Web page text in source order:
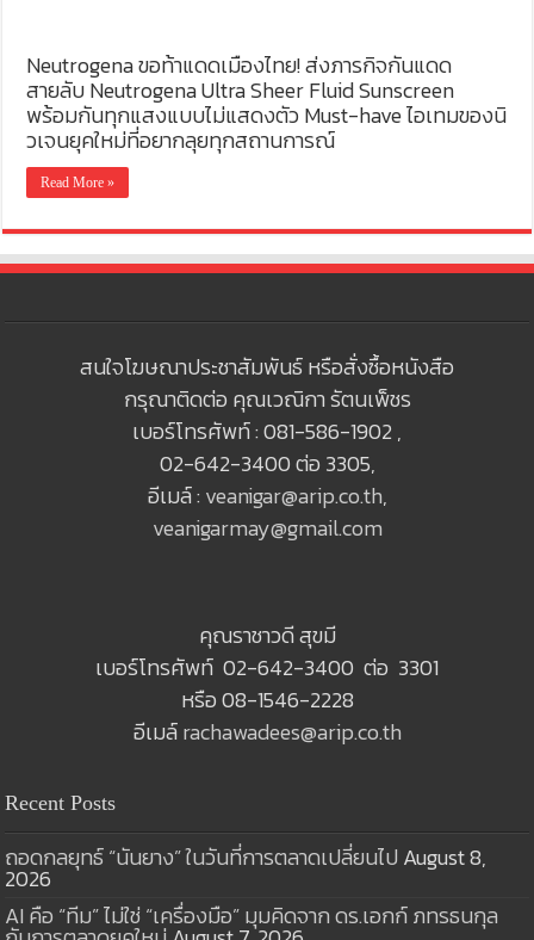
Neutrogena ขอท้าแดดเมืองไทย! ส่งภารกิจกันแดด
สายลับ Neutrogena Ultra Sheer Fluid Sunscreen
พร้อมกันทุกแสงแบบไม่แสดงตัว Must-have ไอเทมของนิ
วเจนยุคใหม่ที่อยากลุยทุกสถานการณ์
Read More »
สนใจโฆษณาประชาสัมพันธ์ หรือสั่งซื้อหนังสือ
กรุณาติดต่อ คุณเวณิกา รัตนเพ็ชร
เบอร์โทรศัพท์ : 081-586-1902 ,
02-642-3400 ต่อ 3305,
อีเมล์ : veanigar@arip.co.th,
veanigarmay@gmail.com
คุณราชาวดี สุขมี
เบอร์โทรศัพท์ 02-642-3400 ต่อ 3301
หรือ 08-1546-2228
อีเมล์rachawadees@arip.co.th
Recent Posts
ถอดกลยุทธ์ “นันยาง” ในวันที่การตลาดเปลี่ยนไป August 8,
2026
AI คือ “ทีม” ไม่ใช่ “เครื่องมือ” มุมคิดจาก ดร.เอกก์ ภทรธนกุล